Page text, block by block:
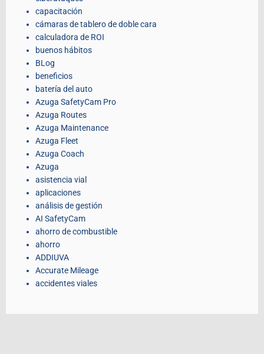
capacitación
cámaras de tablero de doble cara
calculadora de ROI
buenos hábitos
BLog
beneficios
batería del auto
Azuga SafetyCam Pro
Azuga Routes
Azuga Maintenance
Azuga Fleet
Azuga Coach
Azuga
asistencia vial
aplicaciones
análisis de gestión
AI SafetyCam
ahorro de combustible
ahorro
ADDIUVA
Accurate Mileage
accidentes viales